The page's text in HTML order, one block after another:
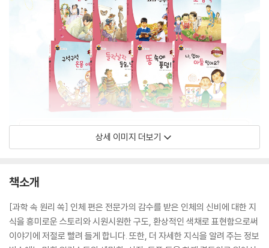
상세 이미지 더보기
책소개
[과학 속 원리 쏙] 인체 편은 전문가의 감수를 받은 인체의 신비에 대한 지
식을 흥미로운 스토리와 시원시원한 구도, 환상적인 색채로 표현함으로써
이야기에 저절로 빨려 들게 합니다. 또한, 더 자세한 지식을 알려 주는 정보